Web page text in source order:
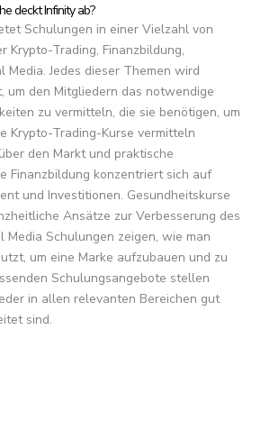
deckt Infinity ab?
Schulungen in einer Vielzahl von
Krypto-Trading, Finanzbildung,
Media. Jedes dieser Themen wird
um den Mitgliedern das notwendige
zu vermitteln, die sie benötigen, um
Krypto-Trading-Kurse vermitteln
den Markt und praktische
Finanzbildung konzentriert sich auf
und Investitionen. Gesundheitskurse
Ansätze zur Verbesserung des
Media Schulungen zeigen, wie man
um eine Marke aufzubauen und zu
Schulungsangebote stellen
in allen relevanten Bereichen gut
sind.